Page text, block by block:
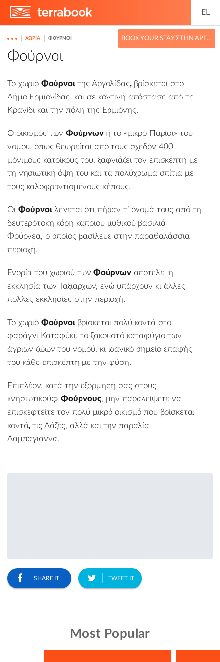
EL
BOOK YOUR STAY ΣΤΗΝ ΑΡΓΟΛΊΔΑ
ΧΩΡΙΆ ΦΟΎΡΝΟΙ
Φούρνοι
Το χωριό Φούρνοι της Αργολίδας, βρίσκεται στο
Δήμο Ερμιονίδας, και σε κοντινή απόσταση από το
Κρανίδι και την πόλη της Ερμιόνης.
Ο οικισμός των Φούρνων ή το «μικρό Παρίσι» του
νομού, όπως θεωρείται από τους σχεδόν 400
μόνιμους κατοίκους του, ξαφνιάζει τον επισκέπτη με
τη νησιωτική όψη του και τα πολύχρωμα σπίτια με
τους καλοφροντισμένους κήπους.
Οι Φούρνοι λέγεται ότι πήραν τ’ όνομά τους από τη
δευτερότοκη κόρη κάποιου μυθικού βασιλιά
Φούρνεα, ο οποίος βασίλευε στην παραθαλάσσια
περιοχή.
Ενορία του χωριού των Φούρνων αποτελεί η
εκκλησία των Ταξιαρχών, ενώ υπάρχουν κι άλλες
πολλές εκκλησίες στην περιοχή.
Το χωριό Φούρνοι βρίσκεται πολύ κοντά στο
φαράγγι Καταφύκι, το ξακουστό καταφύγιο των
άγριων ζώων του νομού, κι ιδανικό σημείο επαφής
του κάθε επισκέπτη με την φύση.
Επιπλέον, κατά την εξόρμησή σας στους
«νησιωτικούς» Φούρνους, μην παραλείψετε να
επισκεφτείτε τον πολύ μικρό οικισμό που βρίσκεται
κοντά, τις Λάζες, αλλά και την παραλία
Λαμπαγιαννά.
SHARE IT TWEET IT
Most Popular